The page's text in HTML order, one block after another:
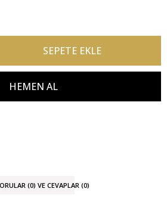
(0) VE CEVAPLAR (0)